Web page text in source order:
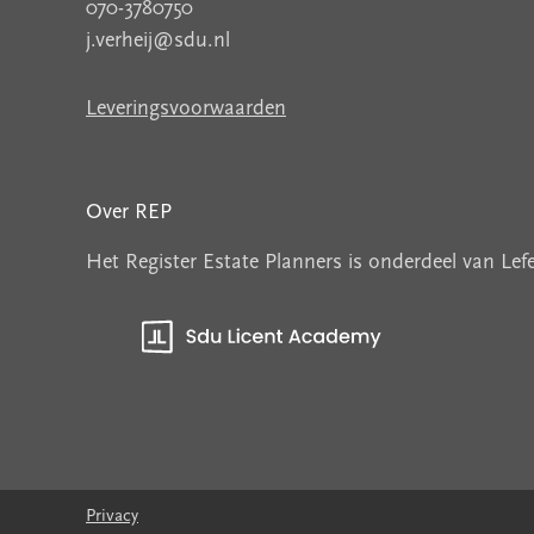
070-3780750
j.verheij@sdu.nl
Leveringsvoorwaarden
Over REP
Het Register Estate Planners is onderdeel van
Privacy